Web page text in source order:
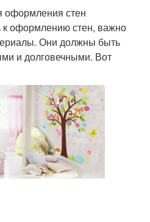
стен
к оформлению стен, важно
Они должны быть
и долговечными. Вот